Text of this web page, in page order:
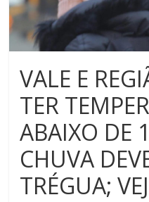
VALE E
TER
ABAIXO DE
CHUVA
TRÉGUA;